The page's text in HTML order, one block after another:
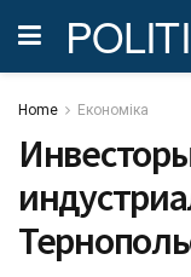
Home Економіка